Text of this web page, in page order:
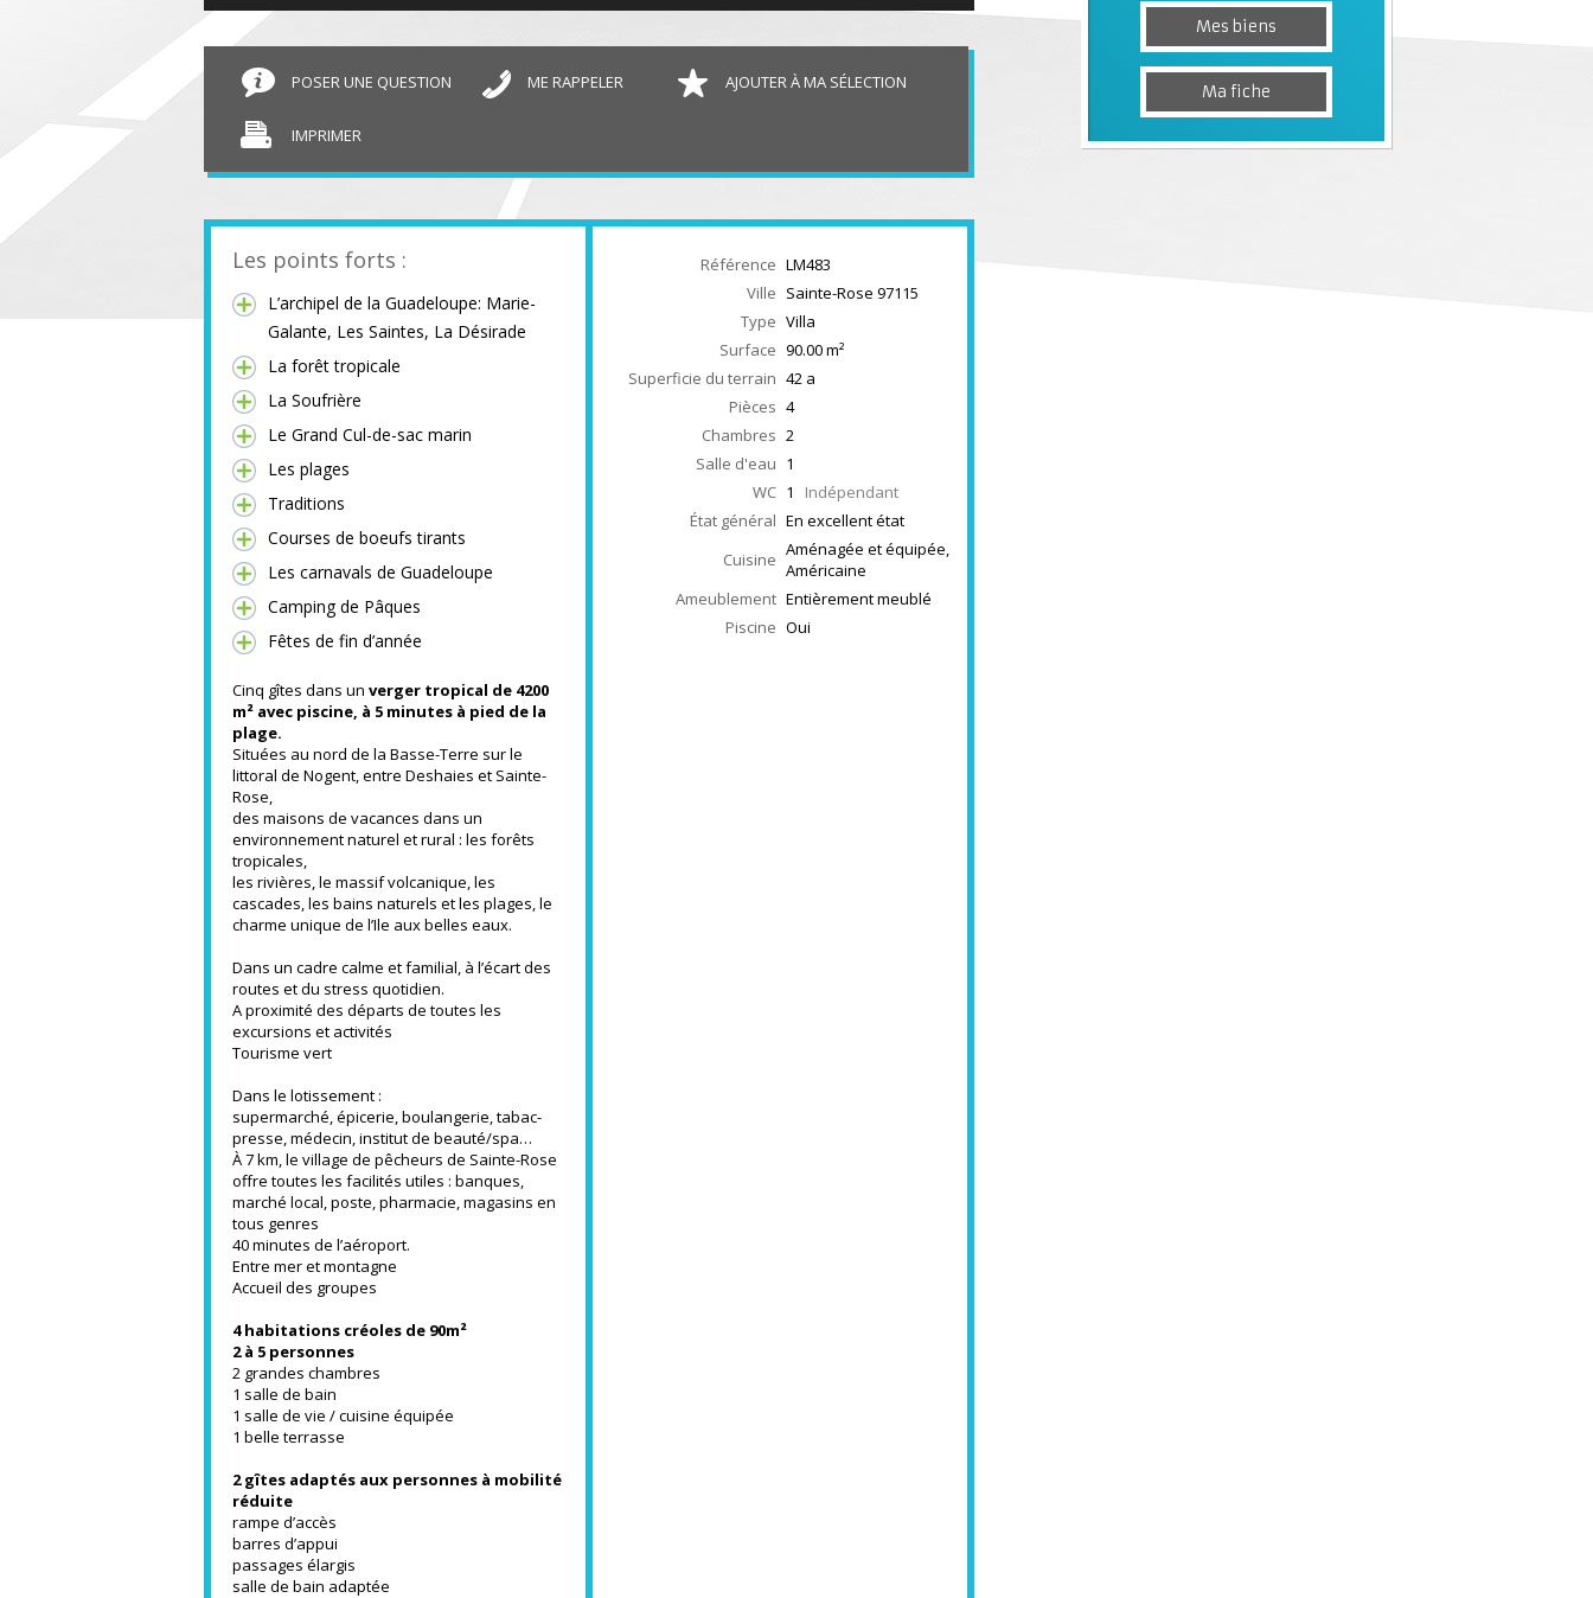
Mes biens
Ma fiche
POSER UNE QUESTION ME RAPPELER AJOUTER À MA SÉLECTION
IMPRIMER
Les points forts :
L’archipel de la Guadeloupe: Marie-
Galante, Les Saintes, La Désirade
La forêt tropicale
La Soufrière
Le Grand Cul-de-sac marin
Les plages
Traditions
Courses de boeufs tirants
Les carnavals de Guadeloupe
Camping de Pâques
Fêtes de fin d’année
Cinq gîtes dans un verger tropical de 4200
m² avec piscine, à 5 minutes à pied de la
plage.
Situées au nord de la Basse-Terre sur le
littoral de Nogent, entre Deshaies et Sainte-
Rose,
des maisons de vacances dans un
environnement naturel et rural : les forêts
tropicales,
les rivières, le massif volcanique, les
cascades, les bains naturels et les plages, le
charme unique de l’Ile aux belles eaux.
Dans un cadre calme et familial, à l’écart des
routes et du stress quotidien.
A proximité des départs de toutes les
excursions et activités
Tourisme vert
Dans le lotissement :
supermarché, épicerie, boulangerie, tabac-
presse, médecin, institut de beauté/spa…
À 7 km, le village de pêcheurs de Sainte-Rose
offre toutes les facilités utiles : banques,
marché local, poste, pharmacie, magasins en
tous genres
40 minutes de l’aéroport.
Entre mer et montagne
Accueil des groupes
4 habitations créoles de 90m²
2 à 5 personnes
2 grandes chambres
1 salle de bain
1 salle de vie / cuisine équipée
1 belle terrasse
2 gîtes adaptés aux personnes à mobilité
réduite
rampe d’accès
barres d’appui
passages élargis
salle de bain adaptée
Référence LM483
Ville Sainte-Rose 97115
Type Villa
Surface 90.00m²
Superficie du terrain 42 a
Pièces 4
Chambres 2
Salle d'eau 1
WC 1 Indépendant
État général En excellent état
Cuisine Aménagée et équipée,
Américaine
Ameublement Entièrement meublé
Piscine Oui